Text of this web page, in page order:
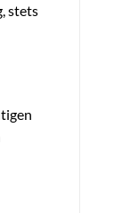
stets